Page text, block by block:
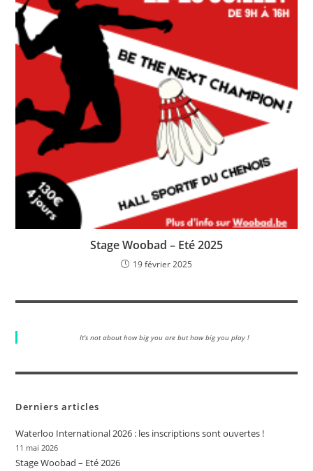
Stage Woobad – Eté 2025
19 février 2025
It's not about how big you are but how big you play !
Derniers articles
Waterloo International 2026 : les inscriptions sont ouvertes !
11 mai 2026
Stage Woobad – Eté 2026